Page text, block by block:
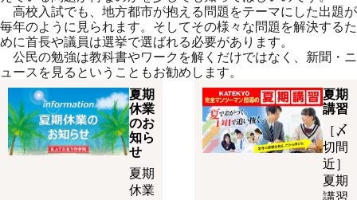
高校入試でも、地方都市が抱える問題をテーマにした出題が
毎年のように見られます。そしてその様々な問題を解決するた
めに首長や議員は選挙で選ばれる必要があります。
公民の勉強は教科書やワークを解くだけではなく、新聞・ニ
ュースを見るということもお勧めします。
夏期
休業
のお
知ら
せ
夏期
休業
夏期
講習
［〆
切間
近］
夏期
講習